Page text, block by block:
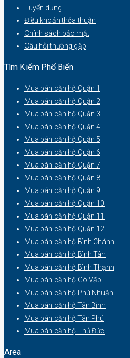
Tuyển dụng
Điều khoản thỏa thuận
Chính sách bảo mật
Câu hỏi thường gặp
Tìm Kiếm Phổ Biến
Mua bán căn hộ Quận 1
Mua bán căn hộ Quận 2
Mua bán căn hộ Quận 3
Mua bán căn hộ Quận 4
Mua bán căn hộ Quận 5
Mua bán căn hộ Quận 6
Mua bán căn hộ Quận 7
Mua bán căn hộ Quận 8
Mua bán căn hộ Quận 9
Mua bán căn hộ Quận 10
Mua bán căn hộ Quận 11
Mua bán căn hộ Quận 12
Mua bán căn hộ Bình Chánh
Mua bán căn hộ Bình Tân
Mua bán căn hộ Bình Thạnh
Mua bán căn hộ Gò Vấp
Mua bán căn hộ Phú Nhuận
Mua bán căn hộ Tân Bình
Mua bán căn hộ Tân Phú
Mua bán căn hộ Thủ Đức
Area